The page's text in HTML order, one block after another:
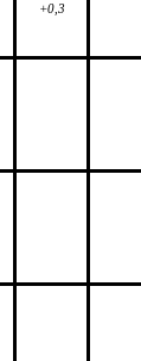
+0,3